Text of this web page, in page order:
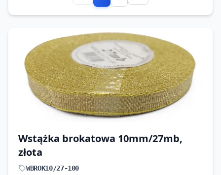
Wstążka brokatowa 10mm/27mb,
złota
WBROK10/27-100